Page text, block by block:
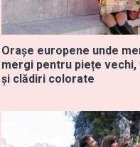
Orașe europene unde
mergi pentru piețe
și clădiri colorate